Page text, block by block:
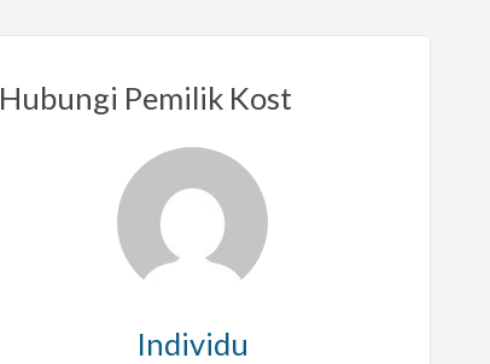
Hubungi Pemilik Kost
Individu